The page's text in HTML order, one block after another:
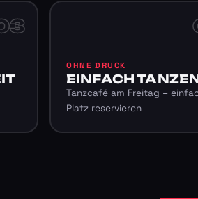
OHNE DRUCK
EINFACH
Tanzcafé am Freitag –
Platz reservieren